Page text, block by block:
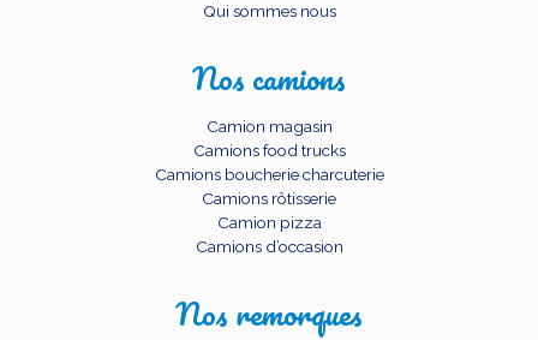
Qui sommes nous
Nos camions
Camion magasin
Camions food trucks
Camions boucherie charcuterie
Camions rôtisserie
Camion pizza
Camions d’occasion
Nos remorques